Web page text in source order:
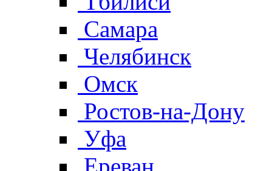
Самара
Челябинск
Омск
Ростов-на-Дону
Уфа